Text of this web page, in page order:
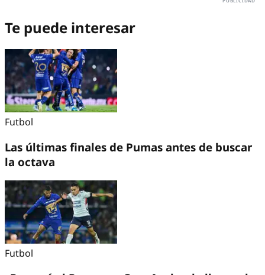
Te puede interesar
Futbol
Las últimas finales de Pumas antes de buscar
la octava
Futbol